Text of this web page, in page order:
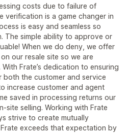
costs due to failure of
verification is a game changer in
is easy and seamless so
The simple ability to approve or
When we do deny, we offer
our resale site so we are
Frate’s dedication to ensuring
the customer and service
increase customer and agent
saved in processing returns our
site selling. Working with Frate
strive to create mutually
exceeds that expectation by